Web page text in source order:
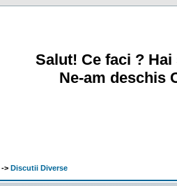
Salut! Ce faci ?
Ne-am deschis
-> Discutii Diverse